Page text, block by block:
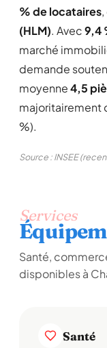
% de locataires
(HLM). Avec9,4
marché
demande
moyenne4,5
majoritairement
%).
Source : INSEE
Services
Santé,
disponibles à
Santé